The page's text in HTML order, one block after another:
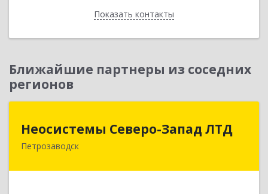
Показать контакты
Назад
Ближайшие партнеры из соседних
регионов
Неосистемы Северо-Запад ЛТД
Петрозаводск185001, Карелия Респ, Петрозаводск г,